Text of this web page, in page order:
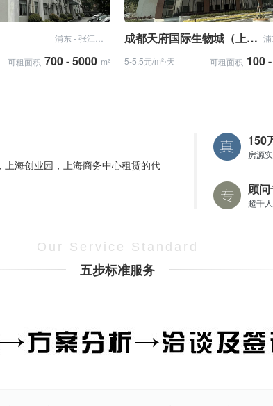
可租面积 700 - 5000 m²
成都天府国际生物城（上海）创新中心
5-5.5元/m²⋅天 可租面积 100
海创业园，上海商务中心租赁的代
150
房源
顾
超千
Our Service Standard
五步标准服务